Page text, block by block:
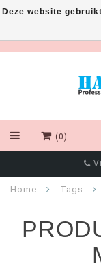
(0)
Home Tags
Deze website